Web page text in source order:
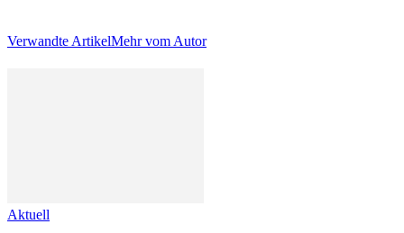
Verwandte ArtikelMehr vom Autor
Aktuell